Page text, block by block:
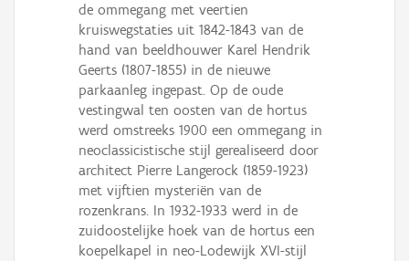
de ommegang met veertien
kruiswegstaties uit 1842-1843 van de
hand van beeldhouwer Karel Hendrik
Geerts (1807-1855) in de nieuwe
parkaanleg ingepast. Op de oude
vestingwal ten oosten van de hortus
werd omstreeks 1900 een ommegang in
neoclassicistische stijl gerealiseerd door
architect Pierre Langerock (1859-1923)
met vijftien mysteriën van de
rozenkrans. In 1932-1933 werd in de
zuidoostelijke hoek van de hortus een
koepelkapel in neo-Lodewijk XVI-stijl